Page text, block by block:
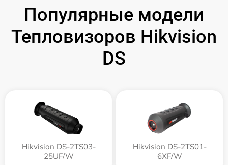
Популярные модели
Тепловизоров Hikvision
DS
Hikvision DS-2TS03-
25UF/W
Hikvision DS-2TS01-
6XF/W